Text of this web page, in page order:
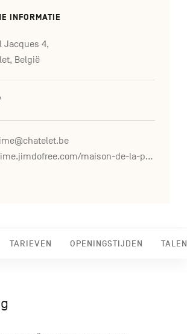
TARIEVEN OPENINGSTIJDEN
INFORMATIE
Jacques 4,
België
chatelet-anime.jimdofree.com/maison-de-la-poterie